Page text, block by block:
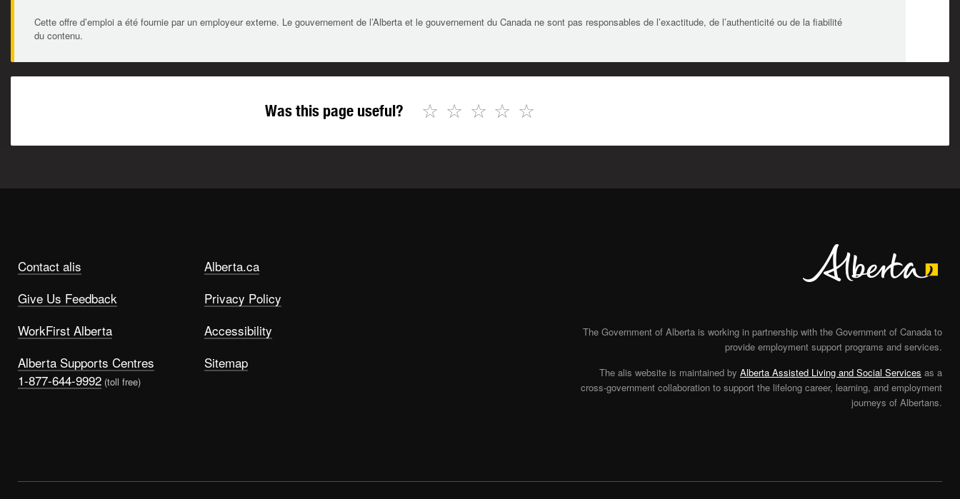
Cette offre d’emploi a été fournie par un employeur externe. Le gouvernement de l’Alberta et le gouvernement du Canada ne sont pas responsables de l’exactitude, de l’authenticité ou de la fiabilité
du contenu.
Was this page useful? ☆
☆
☆
☆
☆
Contact alis
Give Us Feedback
WorkFirst Alberta
Alberta Supports Centres
1-877-644-9992 (toll free)
Alberta.ca
Privacy Policy
Accessibility
Sitemap
The Government of Alberta is working in partnership with the Government of Canada to
provide employment support programs and services.
The alis website is maintained by Alberta Assisted Living and Social Services as a
cross-government collaboration to support the lifelong career, learning, and employment
journeys of Albertans.